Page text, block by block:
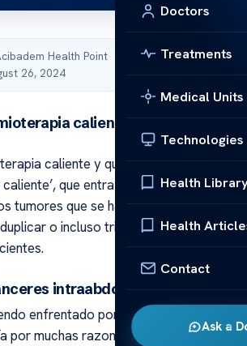
Doctors
Treatments
Medical Units
Technologies
Health
Health
Contact
Ask a
Health Point·
26, 2024
caliente y quién puede
caliente y quién puede recibirla?
que entra en juego en la
tumores que se han diseminado al
o incluso triplicar la esperanza
intraabdominales
enfrentado por más y más
por muchas razones que van desde